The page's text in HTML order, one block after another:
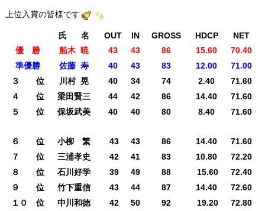
上位入賞の皆様です
氏 名 OUT IN GROSS HDCP
NET
優 勝
船木 暁 43 43 86 15.60
70.40
準優勝
佐藤 寿 40 43 83 12.00
71.00
３ 位
川村 晃 40 34 74 2.40
71.60
４ 位
梁田賢三 44 42 86 14.40
71.60
５ 位
保坂武美 40 40 80 8.40
71.60
６ 位
小柳 繁 43 43 86 14.40
71.60
７ 位
三浦孝史 42 41 83 10.80
72.20
８ 位
石川好学 39 49 88 15.60
72.40
９ 位
竹下重信 43 44 87 14.40
72.60
１０ 位
中川和徳 42 50 92 19.20
72.80